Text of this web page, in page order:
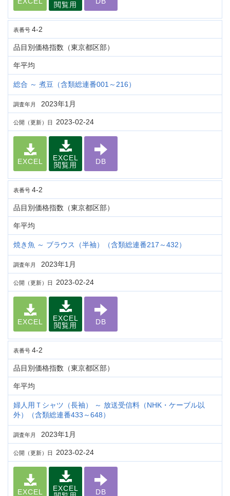
閲覧用
表番号 4-2
品目別価格指数（東京都区部）
年平均
総合 ～ 煮豆（含類総連番001～216）
調査年月 2023年1月
公開（更新）日 2023-02-24
EXCEL
EXCEL
閲覧用
DB
表番号 4-2
品目別価格指数（東京都区部）
年平均
焼き魚 ～ ブラウス（半袖）（含類総連番217～432）
調査年月 2023年1月
公開（更新）日 2023-02-24
EXCEL
EXCEL
閲覧用
DB
表番号 4-2
品目別価格指数（東京都区部）
年平均
婦人用Ｔシャツ（長袖） ～ 放送受信料（NHK・ケーブル以
外）（含類総連番433～648）
調査年月 2023年1月
公開（更新）日 2023-02-24
EXCEL
EXCEL
DB